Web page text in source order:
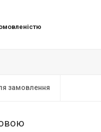
замовлення